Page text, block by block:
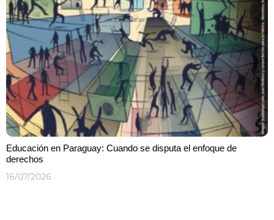
Educación en Paraguay: Cuando se disputa el enfoque de
derechos
16/07/2026